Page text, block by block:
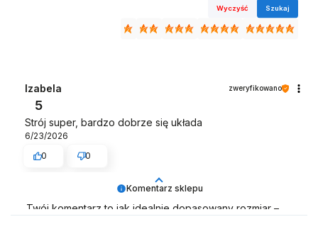
Wyczyść Szukaj
Komentarz sklepu
Twój komentarz to jak idealnie dopasowany rozmiar –
Izabela zweryfikowano
5
Strój super, bardzo dobrze się układa
6/23/2026
0
0